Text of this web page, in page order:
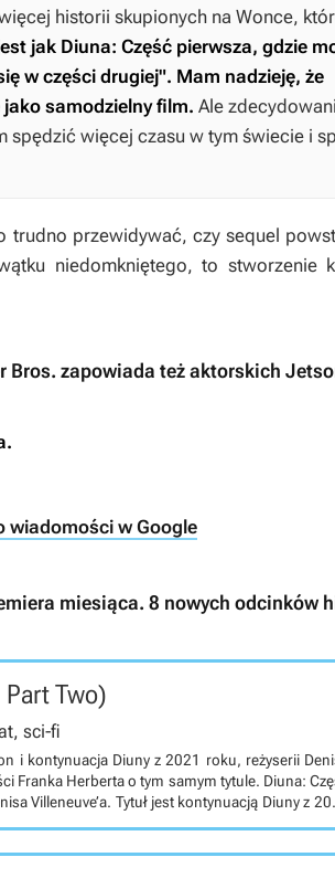
historii skupionych na Wonce,
jak Diuna: Część pierwsza, gdzie
w części drugiej". Mam nadzieję, że
samodzielny film. Ale
spędzić więcej czasu w tym świecie i
trudno przewidywać, czy sequel
niedomkniętego, to stworzenie
zapowiada też aktorskich
wiadomości w Google
miesiąca. 8 nowych odcinków
Two)
sci-fi
i kontynuacja Diuny z 2021 roku, reżyserii
Franka Herberta o tym samym tytule. Diuna:
Villeneuve’a. Tytuł jest kontynuacją Diuny z
o tym samym tytule. Opowiada o wojnie